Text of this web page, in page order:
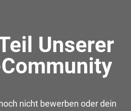
Unserer
nicht bewerben oder dein